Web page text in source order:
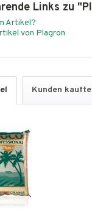
Links zu
Artikel?
von Plagron
Kunden